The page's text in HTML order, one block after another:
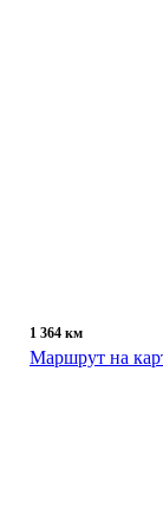
1 364 км
Маршрут на